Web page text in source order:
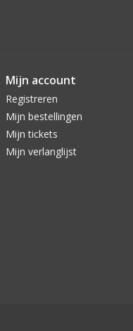
Mijn account
Registreren
Mijn bestellingen
Mijn tickets
Mijn verlanglijst